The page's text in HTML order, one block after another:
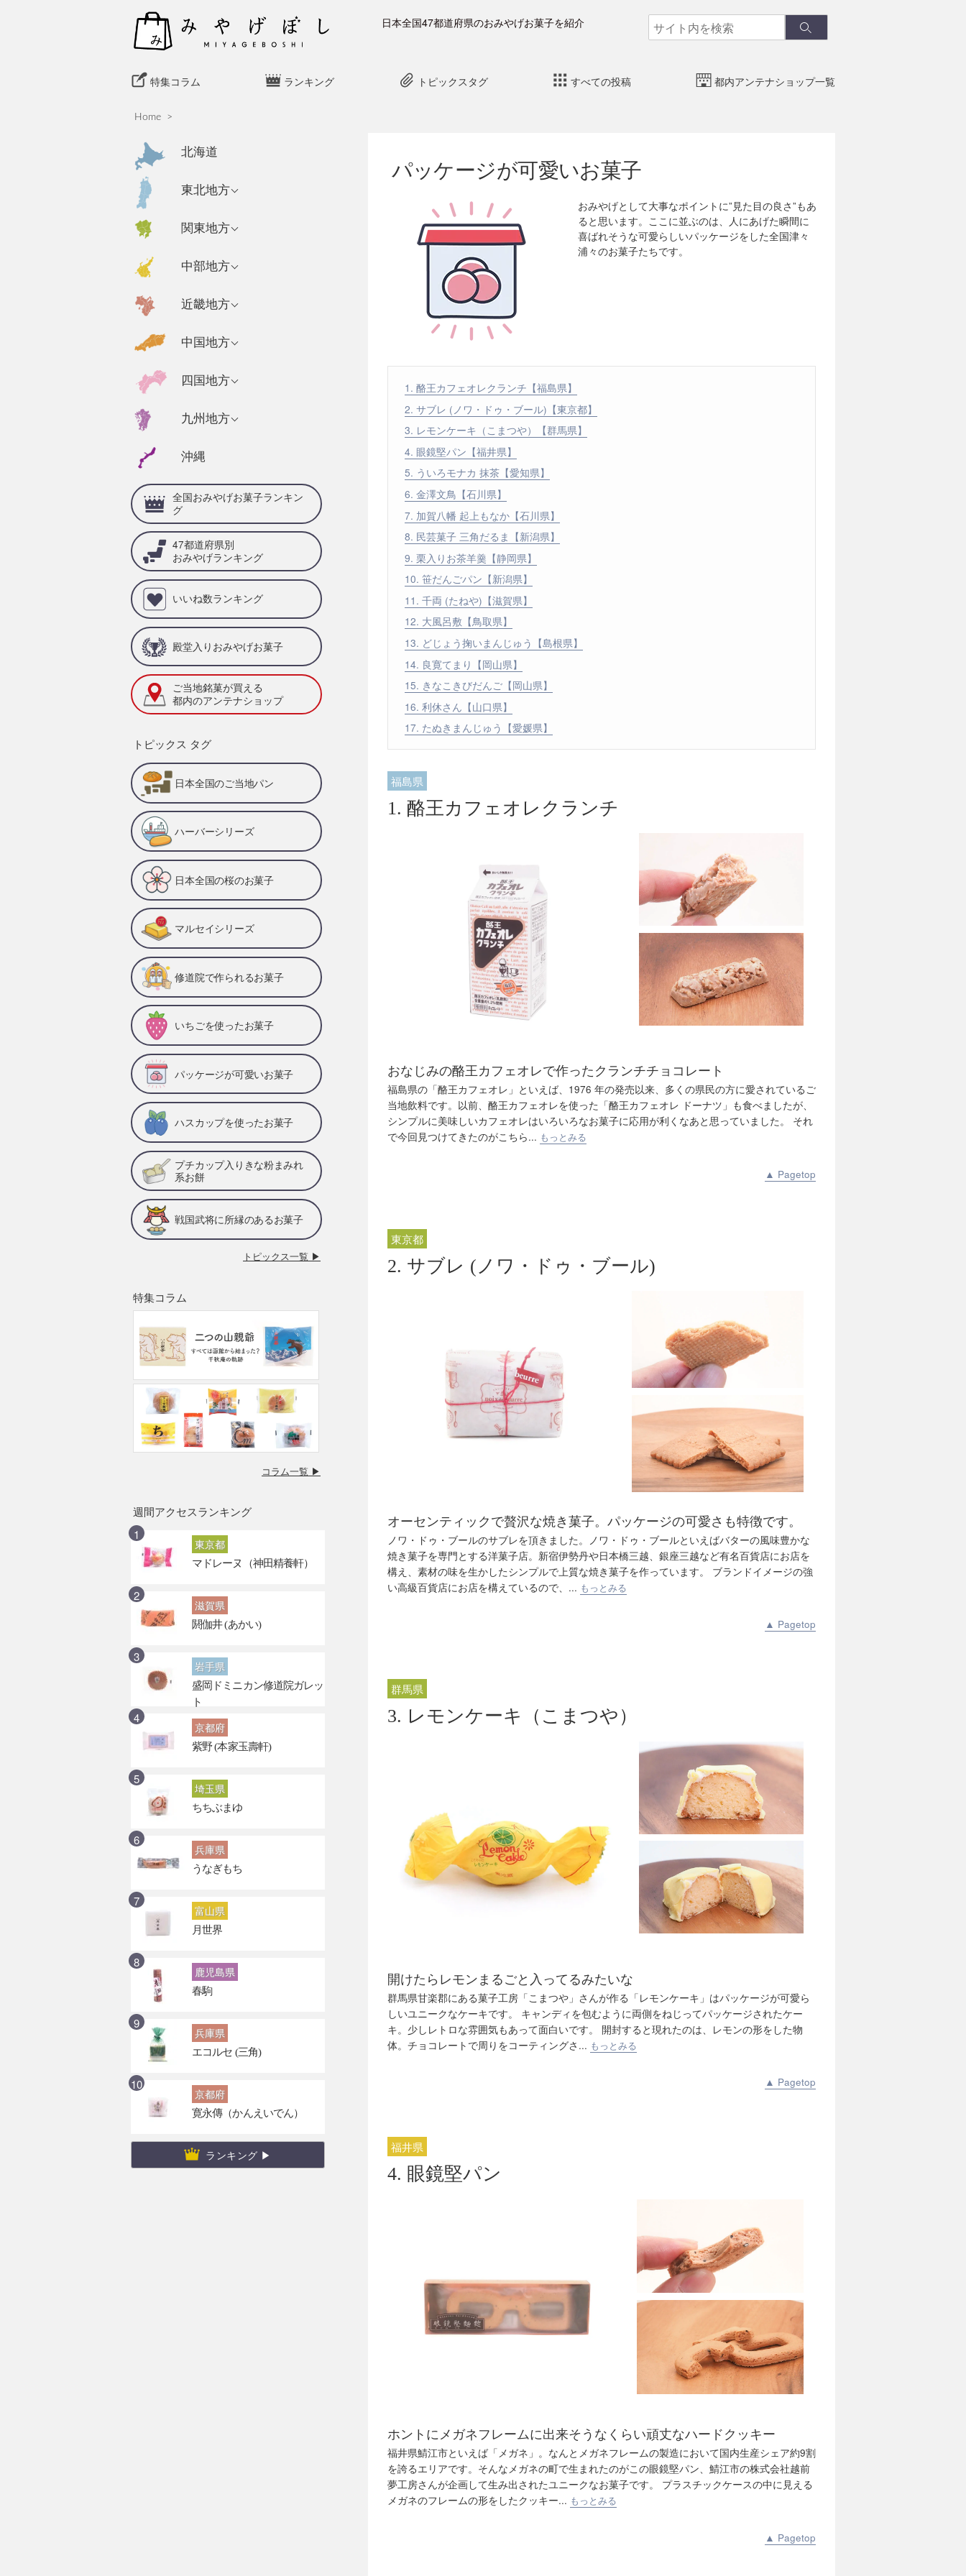
日本全国47都道府県のおみやげお菓子を紹介
検
索
検
特集コラム ランキング トピックスタグ すべての投稿 都内アンテナショップ一覧
Home >
北海道
東北地方
青森県のおみやげ
岩手県のおみやげ
山形県のおみやげ
宮城県のおみやげ
関東地方
東京都のおみやげ
神奈川県のおみや
げ
埼玉県のおみやげ
茨城県のおみやげ
栃木県のおみやげ
群馬県のおみやげ
中部地方
新潟県のおみやげ
富山県のおみやげ
静岡県のおみやげ
福井県のおみやげ
山梨県のおみやげ
岐阜県のおみやげ
愛知県のおみやげ
近畿地方
大阪府のおみやげ
京都府のおみやげ
三重県のおみやげ
兵庫県のおみやげ
げ
中国地方
広島県のおみやげ
山口県のおみやげ
島根県のおみやげ
岡山県のおみやげ
鳥取県のおみやげ
四国地方
高知県のおみやげ
香川県のおみやげ
九州地方
福岡県のおみやげ
佐賀県のおみやげ
宮崎県のおみやげ
熊本県のおみやげ
鹿児島県のおみや
げ
長崎県のおみやげ
沖縄
全国おみやげお菓子ランキン
グ
47都道府県別
おみやげランキング
いいね数ランキング
殿堂入りおみやげお菓子
ご当地銘菓が買える
都内のアンテナショップ
トピックス タグ
日本全国のご当地パン
ハーバーシリーズ
日本全国の桜のお菓子
マルセイシリーズ
修道院で作られるお菓子
いちごを使ったお菓子
パッケージが可愛いお菓子
ハスカップを使ったお菓子
プチカップ入りきな粉まみれ
系お餅
戦国武将に所縁のあるお菓子
トピックス一覧 ▶
特集コラム
コラム一覧 ▶
週間アクセスランキング
東京都
マドレーヌ（神田精養軒）
滋賀県
閼伽井 (あかい)
岩手県
盛岡ドミニカン修道院ガレッ
ト
京都府
紫野 (本家玉壽軒)
埼玉県
ちちぶまゆ
兵庫県
うなぎもち
富山県
月世界
鹿児島県
春駒
兵庫県
エコルセ (三角)
京都府
寛永傳（かんえいでん）
ランキング ▶
パッケージが可愛いお菓子
おみやげとして大事なポイントに”見た目の良さ”もあ
ると思います。ここに並ぶのは、人にあげた瞬間に
喜ばれそうな可愛らしいパッケージをした全国津々
浦々のお菓子たちです。
1. 酪王カフェオレクランチ【福島県】
2. サブレ (ノワ・ドゥ・ブール)【東京都】
3. レモンケーキ（こまつや）【群馬県】
4. 眼鏡堅パン【福井県】
5. ういろモナカ 抹茶【愛知県】
6. 金澤文鳥【石川県】
7. 加賀八幡 起上もなか【石川県】
8. 民芸菓子 三角だるま【新潟県】
9. 栗入りお茶羊羹【静岡県】
10. 笹だんごパン【新潟県】
11. 千両 (たねや)【滋賀県】
12. 大風呂敷【鳥取県】
13. どじょう掬いまんじゅう【島根県】
14. 良寛てまり【岡山県】
15. きなこきびだんご【岡山県】
16. 利休さん【山口県】
17. たぬきまんじゅう【愛媛県】
福島県
1. 酪王カフェオレクランチ
おなじみの酪王カフェオレで作ったクランチチョコレート
福島県の「酪王カフェオレ」といえば、1976 年の発売以来、多くの県民の方に愛されているご
当地飲料です。以前、酪王カフェオレを使った「酪王カフェオレ ドーナツ」も食べましたが、
シンプルに美味しいカフェオレはいろいろなお菓子に応用が利くなあと思っていました。 それ
で今回見つけてきたのがこちら... もっとみる
▲ Pagetop
東京都
2. サブレ (ノワ・ドゥ・ブール)
オーセンティックで贅沢な焼き菓子。パッケージの可愛さも特徴です。
ノワ・ドゥ・ブールのサブレを頂きました。ノワ・ドゥ・ブールといえばバターの風味豊かな
焼き菓子を専門とする洋菓子店。新宿伊勢丹や日本橋三越、銀座三越など有名百貨店にお店を
構え、素材の味を生かしたシンプルで上質な焼き菓子を作っています。 ブランドイメージの強
い高級百貨店にお店を構えているので、... もっとみる
▲ Pagetop
群馬県
3. レモンケーキ（こまつや）
開けたらレモンまるごと入ってるみたいな
群馬県甘楽郡にある菓子工房「こまつや」さんが作る「レモンケーキ」はパッケージが可愛ら
しいユニークなケーキです。 キャンディを包むように両側をねじってパッケージされたケー
キ。少しレトロな雰囲気もあって面白いです。 開封すると現れたのは、レモンの形をした物
体。チョコレートで周りをコーティングさ... もっとみる
▲ Pagetop
福井県
4. 眼鏡堅パン
ホントにメガネフレームに出来そうなくらい頑丈なハードクッキー
福井県鯖江市といえば「メガネ」。なんとメガネフレームの製造において国内生産シェア約9割
を誇るエリアです。そんなメガネの町で生まれたのがこの眼鏡堅パン、鯖江市の株式会社越前
夢工房さんが企画して生み出されたユニークなお菓子です。 プラスチックケースの中に見える
メガネのフレームの形をしたクッキー... もっとみる
▲ Pagetop